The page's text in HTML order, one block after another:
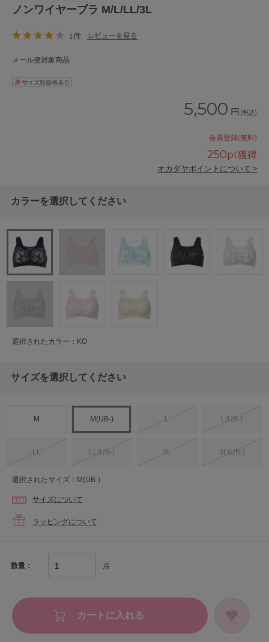
ノンワイヤーブラ M/L/LL/3L
1件 レビューを見る
メール便対象商品
5,500 円 (税込)
会員登録(無料)
250pt獲得
オカダヤポイントについて >
カラーを選択してください
選択されたカラー：KO
サイズを選択してください
M M(UB-) L L(UB-)
LL LL(UB-) 3L 3L(UB-)
選択されたサイズ：M(UB-)
サイズについて
ラッピングについて
数量： 点
カートに入れる